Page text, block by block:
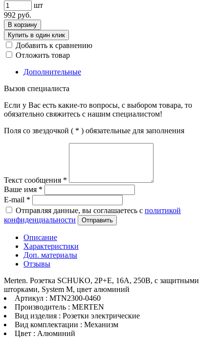
шт
992 руб.
В корзину
Купить в один клик
Добавить к сравнению
Отложить товар
Дополнительные
Вызов специалиста
Если у Вас есть какие-то вопросы, с выбором товара, то
обязательно свяжитесь с нашим специалистом!
Поля со звездочкой ( * ) обязательные для заполнения
Текст сообщения *
Ваше имя *
E-mail *
Отправляя данные, вы соглашаетесь с политикой
конфиденциальности
Отправить
Описание
Характеристики
Доп. материалы
Отзывы
Merten. Розетка SCHUKO, 2P+E, 16А, 250В, с защитными
шторками, System M, цвет алюминий
Артикул : MTN2300-0460
Производитель : MERTEN
Вид изделия : Розетки электрические
Вид комплектации : Механизм
Цвет : Алюминий